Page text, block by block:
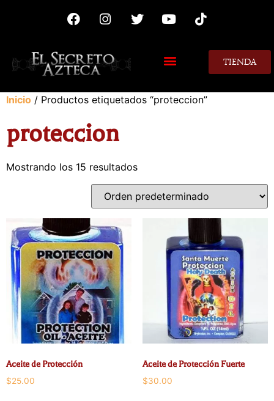
TIENDA
Inicio / Productos etiquetados “proteccion”
proteccion
Mostrando los 15 resultados
Aceite de Protección
$25.00
Aceite de Protección Fuerte
$30.00